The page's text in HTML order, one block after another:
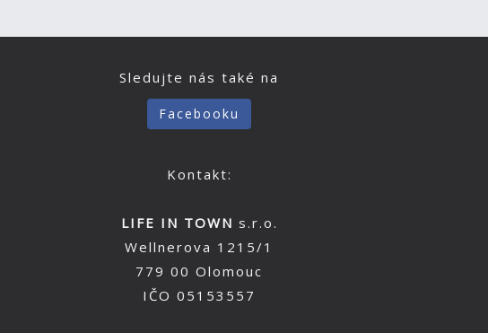
Sledujte nás také na
Facebooku
Kontakt:
LIFE IN TOWN s.r.o.
Wellnerova 1215/1
779 00 Olomouc
IČO 05153557